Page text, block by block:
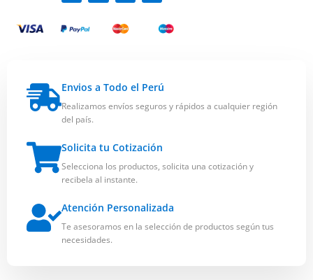
Envios a Todo el Perú
Realizamos envíos seguros y rápidos a cualquier región
del país.
Solicita tu Cotización
Selecciona los productos, solicita una cotización y
recibela al instante.
Atención Personalizada
Te asesoramos en la selección de productos según tus
necesidades.